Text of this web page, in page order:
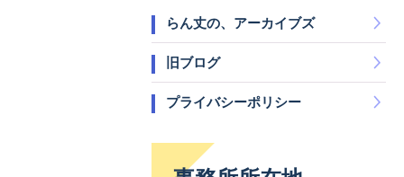
らん丈の、アーカイブズ
旧ブログ
プライバシーポリシー